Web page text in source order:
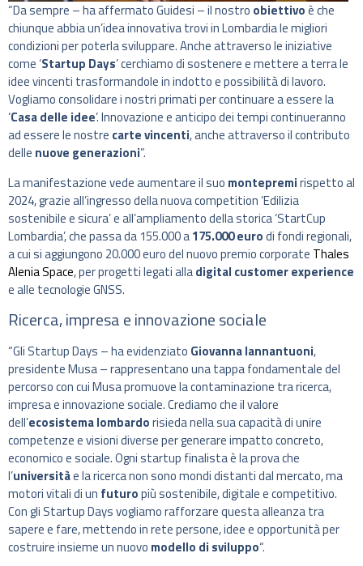
“Da sempre – ha affermato Guidesi – il nostro obiettivoè che
chiunque abbia un’idea innovativa trovi in Lombardia le migliori
condizioni per poterla sviluppare. Anche attraverso le iniziative
come ‘Startup Days’ cerchiamo di sostenere e mettere a terra le
idee vincenti trasformandole in indotto e possibilità di lavoro.
Vogliamo consolidare i nostri primati per continuare a essere la
‘Casa delle idee’. Innovazione e anticipo dei tempi continueranno
ad essere le nostre carte vincenti, anche attraverso il contributo
delle nuove generazioni”.
La manifestazione vede aumentare il suo montepremirispetto al
2024, grazie all’ingresso della nuova competition ‘Edilizia
sostenibile e sicura’ e all’ampliamento della storica ‘StartCup
Lombardia’, che passa da 155.000 a175.000 eurodi fondi regionali,
a cui si aggiungono 20.000 euro del nuovo premio corporate Thales
Alenia Space, per progetti legati alladigital customer experience
e alle tecnologie GNSS.
Ricerca, impresa e innovazione sociale
“Gli Startup Days – ha evidenziato Giovanna Iannantuoni,
presidente Musa – rappresentano una tappa fondamentale del
percorso con cui Musa promuove la contaminazione tra ricerca,
impresa e innovazione sociale. Crediamo che il valore
dell’ecosistema lombardorisieda nella sua capacità di unire
competenze e visioni diverse per generare impatto concreto,
economico e sociale. Ogni startup finalista è la prova che
l’universitàe la ricerca non sono mondi distanti dal mercato, ma
motori vitali di un futuropiù sostenibile, digitale e competitivo.
Con gli Startup Days vogliamo rafforzare questa alleanza tra
sapere e fare, mettendo in rete persone, idee e opportunità per
costruire insieme un nuovo modello di sviluppo“.